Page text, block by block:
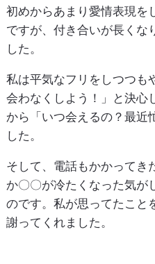
初めからあまり愛情表現を
ですが、付き合いが長くな
した。
私は平気なフリをしつつも
会わなくしよう！」と決心
から「いつ会えるの？最近
した。
そして、電話もかかってき
か〇〇が冷たくなった気が
のです。私が思ってたこと
謝ってくれました。